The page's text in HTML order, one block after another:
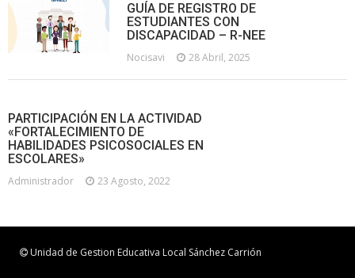
GUÍA DE REGISTRO DE
ESTUDIANTES CON
DISCAPACIDAD – R-NEE
Nocisavi 28 Abril, 2025
PARTICIPACIÓN EN LA ACTIVIDAD
«FORTALECIMIENTO DE
HABILIDADES PSICOSOCIALES EN
ESCOLARES»
Administrador 23 Agosto, 2022
Unidad de Gestion Educativa Local Sánchez Carrión